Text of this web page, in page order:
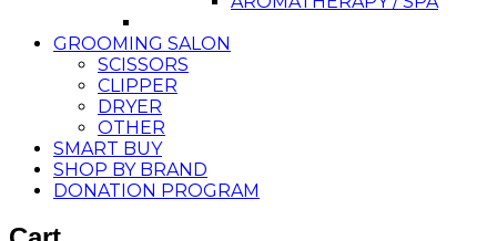
GROOMING SALON
SCISSORS
CLIPPER
DRYER
OTHER
SMART BUY
SHOP BY BRAND
DONATION PROGRAM